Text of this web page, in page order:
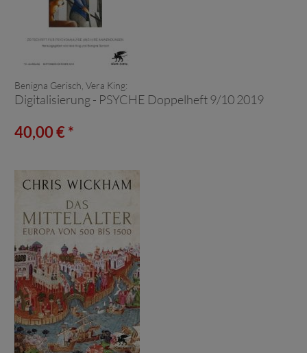
Benigna Gerisch, Vera King:
Digitalisierung - PSYCHE Doppelheft 9/10 2019
40,00 € *